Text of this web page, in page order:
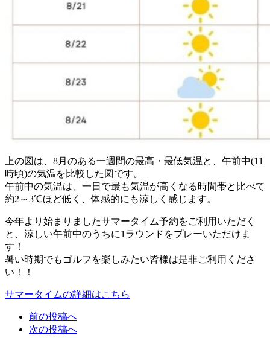
上の図は、8月のある一週間の最高・最低気温と、午前中(11
時頃)の気温を比較した図です。
午前中の気温は、一日で最も気温が高くなる時間帯と比べて
約2～3℃ほど低く、体感的にも涼しく感じます。
今年より始まりましたサマータイム予約をご利用いただく
と、涼しい午前中のうちに1ラウンドをプレーいただけま
す！
暑い時期でもゴルフを楽しみたい皆様は是非ご利用くださ
い！！
サマータイムの詳細はこちら
前の投稿へ
次の投稿へ